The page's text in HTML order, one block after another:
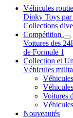
Véhicules
Dinky Toys par
Collections
Compétition
Voitures des
de Formule 1
Collection et
Véhicules
Voitures
Nouveautés